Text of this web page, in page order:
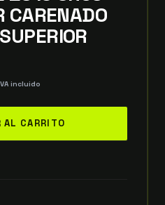
incluido
AL CARRITO